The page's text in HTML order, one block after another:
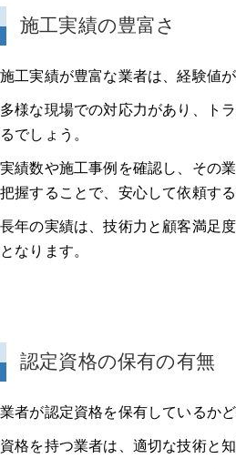
施工実績の豊富さ
施工実績が豊富な業者は、経験値
多様な現場での対応力があり、ト
るでしょう。
実績数や施工事例を確認し、その
把握することで、安心して依頼す
長年の実績は、技術力と顧客満足
となります。
認定資格の保有の有無
業者が認定資格を保有しているか
資格を持つ業者は、適切な技術と